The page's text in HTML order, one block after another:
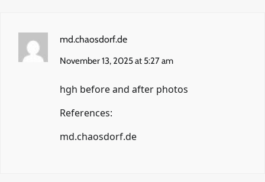
md.chaosdorf.de
November 13, 2025 at 5:27 am
hgh before and after photos
References:
md.chaosdorf.de